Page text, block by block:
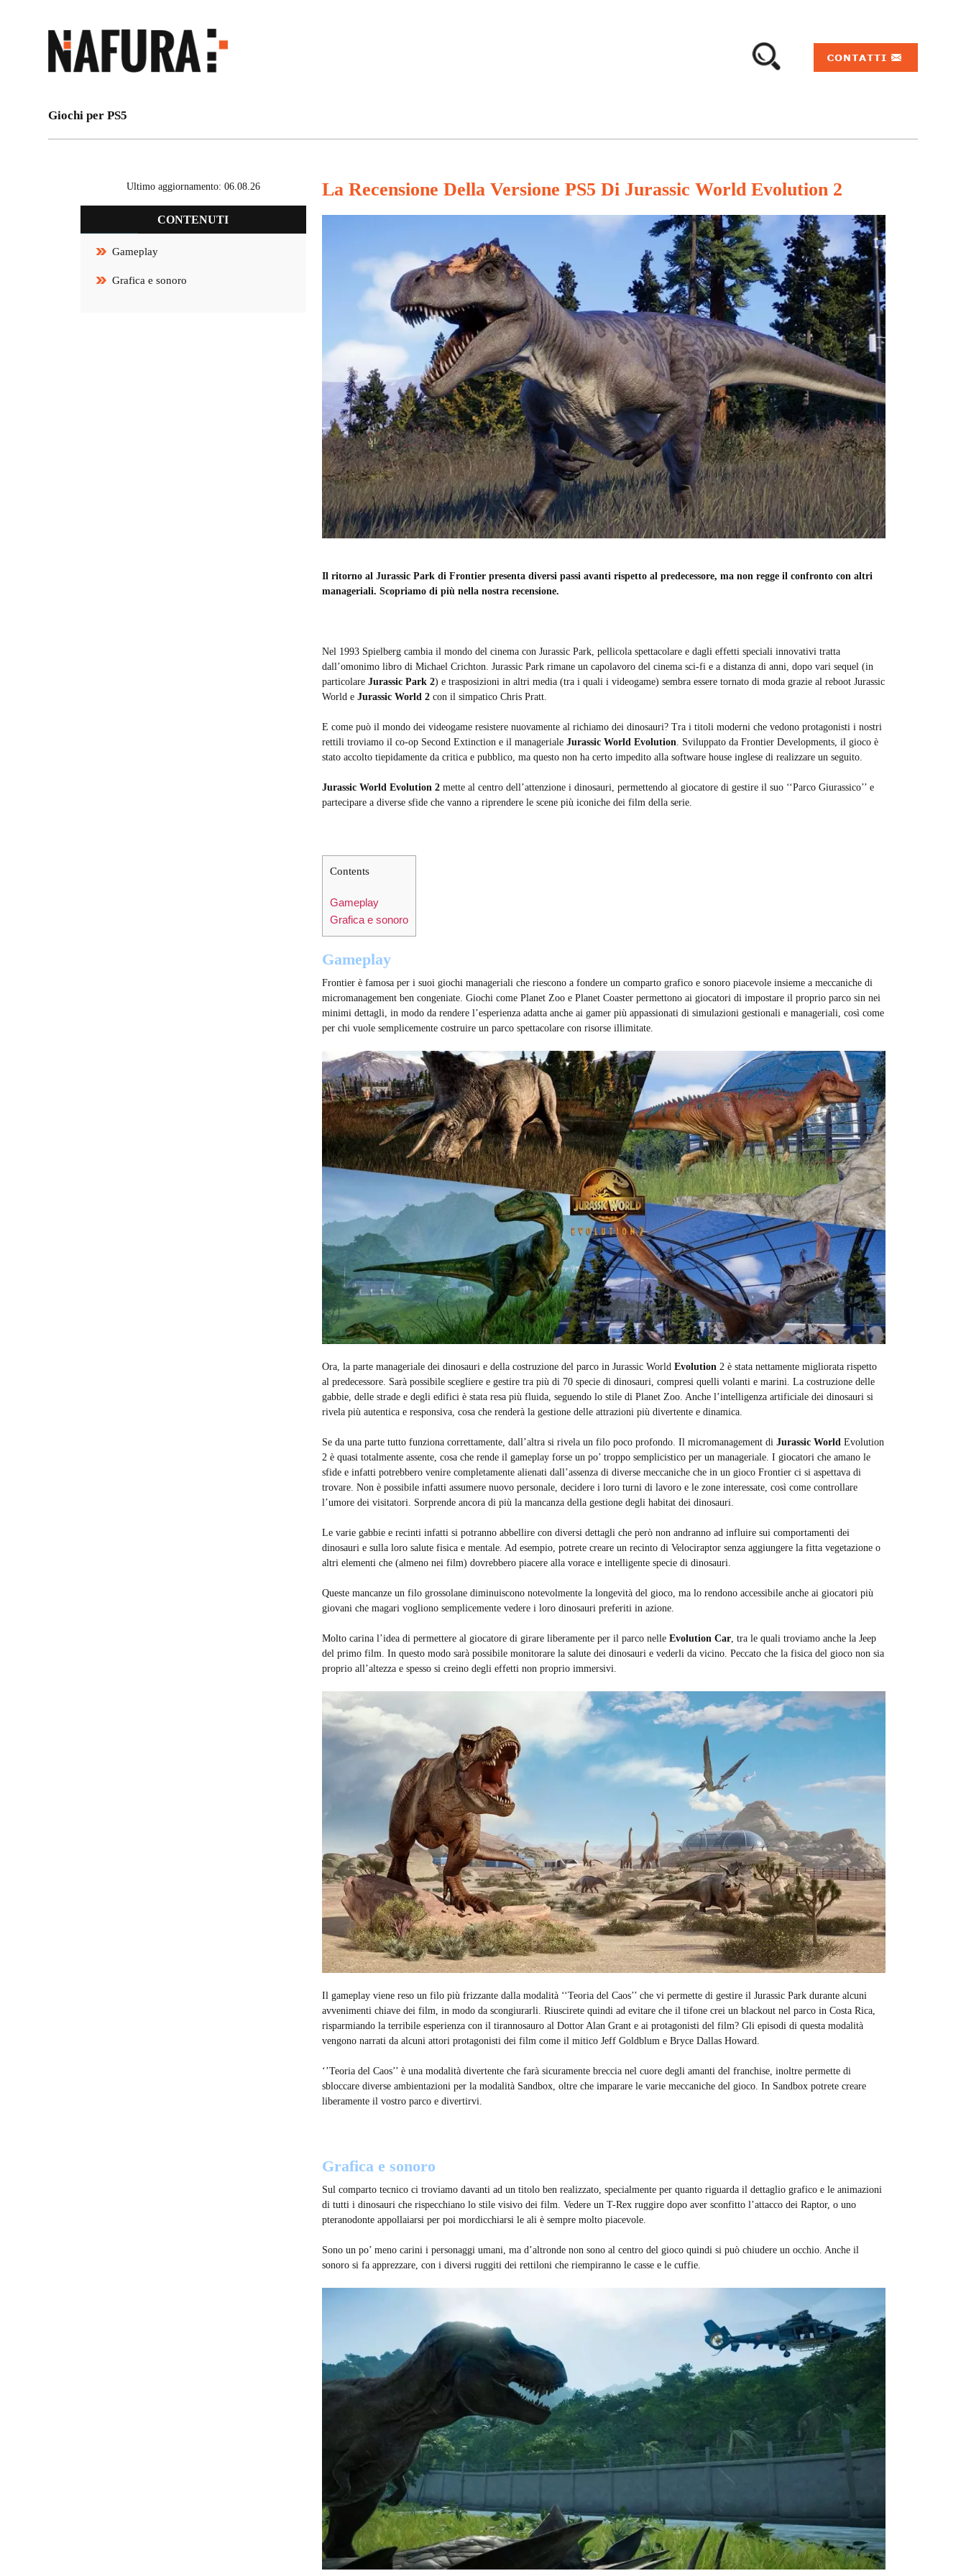
Giochi per PS5
Ultimo aggiornamento: 06.08.26
CONTENUTI
Gameplay
Grafica e sonoro
La Recensione Della Versione PS5 Di Jurassic World Evolution 2
Il ritorno al Jurassic Park di Frontier presenta diversi passi avanti rispetto al predecessore, ma non regge il confronto con altri
manageriali. Scopriamo di più nella nostra recensione.
Nel 1993 Spielberg cambia il mondo del cinema con Jurassic Park, pellicola spettacolare e dagli effetti speciali innovativi tratta
dall’omonimo libro di Michael Crichton. Jurassic Park rimane un capolavoro del cinema sci-fi e a distanza di anni, dopo vari sequel (in
particolareJurassic Park 2) e trasposizioni in altri media (tra i quali i videogame) sembra essere tornato di moda grazie al reboot Jurassic
World eJurassic World 2con il simpatico Chris Pratt.
E come può il mondo dei videogame resistere nuovamente al richiamo dei dinosauri? Tra i titoli moderni che vedono protagonisti i nostri
rettili troviamo il co-op Second Extinction e il managerialeJurassic World Evolution. Sviluppato da Frontier Developments, il gioco è
stato accolto tiepidamente da critica e pubblico, ma questo non ha certo impedito alla software house inglese di realizzare un seguito.
Jurassic World Evolution 2 mette al centro dell’attenzione i dinosauri, permettendo al giocatore di gestire il suo ‘‘Parco Giurassico’’ e
partecipare a diverse sfide che vanno a riprendere le scene più iconiche dei film della serie.
Contents
Gameplay
Grafica e sonoro
Gameplay
Frontier è famosa per i suoi giochi manageriali che riescono a fondere un comparto grafico e sonoro piacevole insieme a meccaniche di
micromanagement ben congeniate. Giochi come Planet Zoo e Planet Coaster permettono ai giocatori di impostare il proprio parco sin nei
minimi dettagli, in modo da rendere l’esperienza adatta anche ai gamer più appassionati di simulazioni gestionali e manageriali, così come
per chi vuole semplicemente costruire un parco spettacolare con risorse illimitate.
Ora, la parte manageriale dei dinosauri e della costruzione del parco in Jurassic WorldEvolution 2 è stata nettamente migliorata rispetto
al predecessore. Sarà possibile scegliere e gestire tra più di 70 specie di dinosauri, compresi quelli volanti e marini. La costruzione delle
gabbie, delle strade e degli edifici è stata resa più fluida, seguendo lo stile di Planet Zoo. Anche l’intelligenza artificiale dei dinosauri si
rivela più autentica e responsiva, cosa che renderà la gestione delle attrazioni più divertente e dinamica.
Se da una parte tutto funziona correttamente, dall’altra si rivela un filo poco profondo. Il micromanagement diJurassic World Evolution
2 è quasi totalmente assente, cosa che rende il gameplay forse un po’ troppo semplicistico per un manageriale. I giocatori che amano le
sfide e infatti potrebbero venire completamente alienati dall’assenza di diverse meccaniche che in un gioco Frontier ci si aspettava di
trovare. Non è possibile infatti assumere nuovo personale, decidere i loro turni di lavoro e le zone interessate, così come controllare
l’umore dei visitatori. Sorprende ancora di più la mancanza della gestione degli habitat dei dinosauri.
Le varie gabbie e recinti infatti si potranno abbellire con diversi dettagli che però non andranno ad influire sui comportamenti dei
dinosauri e sulla loro salute fisica e mentale. Ad esempio, potrete creare un recinto di Velociraptor senza aggiungere la fitta vegetazione o
altri elementi che (almeno nei film) dovrebbero piacere alla vorace e intelligente specie di dinosauri.
Queste mancanze un filo grossolane diminuiscono notevolmente la longevità del gioco, ma lo rendono accessibile anche ai giocatori più
giovani che magari vogliono semplicemente vedere i loro dinosauri preferiti in azione.
Molto carina l’idea di permettere al giocatore di girare liberamente per il parco nelleEvolution Car , tra le quali troviamo anche la Jeep
del primo film. In questo modo sarà possibile monitorare la salute dei dinosauri e vederli da vicino. Peccato che la fisica del gioco non sia
proprio all’altezza e spesso si creino degli effetti non proprio immersivi.
Il gameplay viene reso un filo più frizzante dalla modalità ‘‘Teoria del Caos’’ che vi permette di gestire il Jurassic Park durante alcuni
avvenimenti chiave dei film, in modo da scongiurarli. Riuscirete quindi ad evitare che il tifone crei un blackout nel parco in Costa Rica,
risparmiando la terribile esperienza con il tirannosauro al Dottor Alan Grant e ai protagonisti del film? Gli episodi di questa modalità
vengono narrati da alcuni attori protagonisti dei film come il mitico Jeff Goldblum e Bryce Dallas Howard.
‘’Teoria del Caos’’ è una modalità divertente che farà sicuramente breccia nel cuore degli amanti del franchise, inoltre permette di
sbloccare diverse ambientazioni per la modalità Sandbox, oltre che imparare le varie meccaniche del gioco. In Sandbox potrete creare
liberamente il vostro parco e divertirvi.
Grafica e sonoro
Sul comparto tecnico ci troviamo davanti ad un titolo ben realizzato, specialmente per quanto riguarda il dettaglio grafico e le animazioni
di tutti i dinosauri che rispecchiano lo stile visivo dei film. Vedere un T-Rex ruggire dopo aver sconfitto l’attacco dei Raptor, o uno
pteranodonte appollaiarsi per poi mordicchiarsi le ali è sempre molto piacevole.
Sono un po’ meno carini i personaggi umani, ma d’altronde non sono al centro del gioco quindi si può chiudere un occhio. Anche il
sonoro si fa apprezzare, con i diversi ruggiti dei rettiloni che riempiranno le casse e le cuffie.